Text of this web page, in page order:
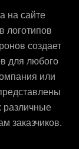
на сайте
логотипов
создает
для любого
или
различные
заказчиков.